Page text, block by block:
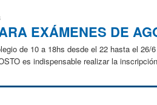
EXÁMENES DE
de 10 a 18hs desde el 22 hasta el
es indispensable realizar la